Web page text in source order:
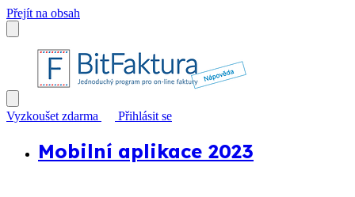
Přejít na obsah
Vyzkoušet zdarma Přihlásit se
Mobilní aplikace 2023